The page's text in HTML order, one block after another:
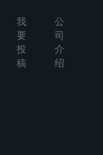
我
要
投
稿
公
司
介
绍